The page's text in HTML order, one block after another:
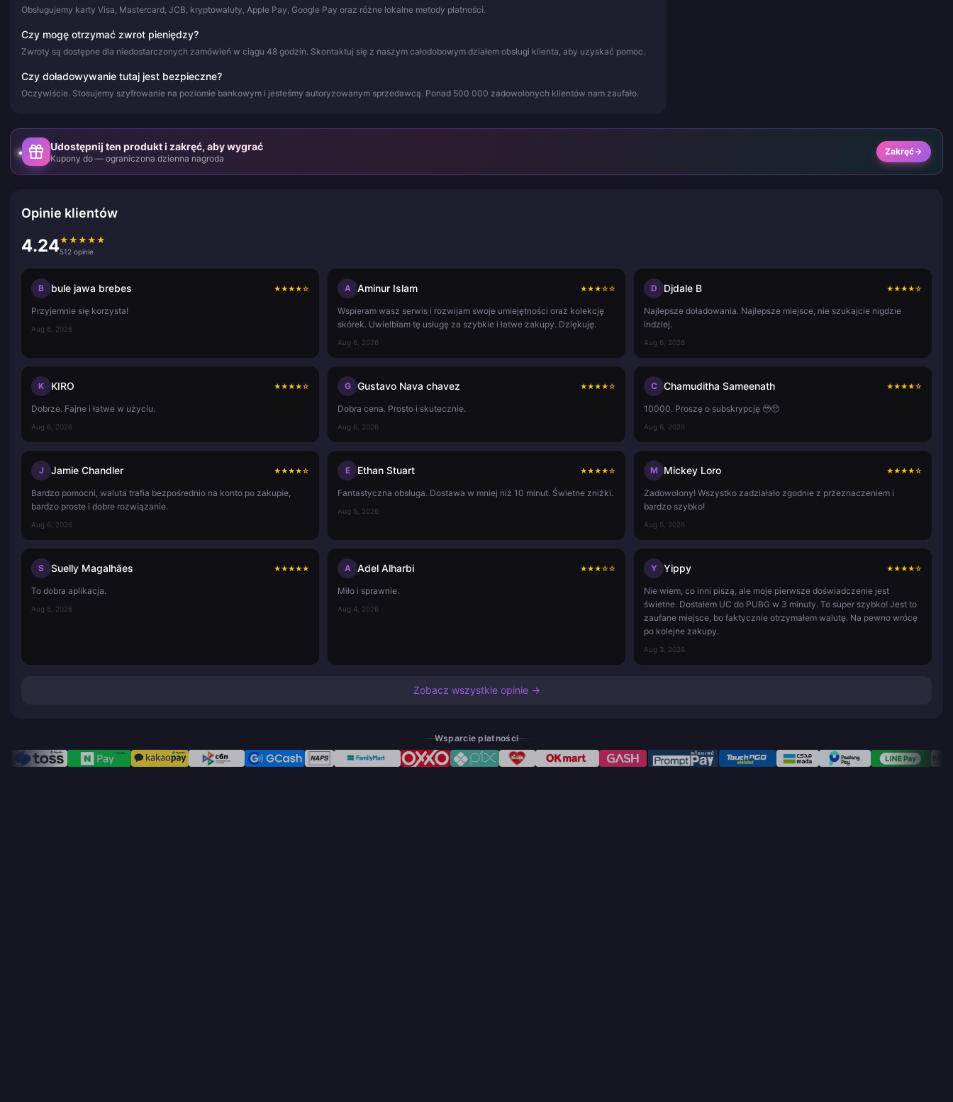
Obsługujemy karty Visa, Mastercard, JCB, kryptowaluty, Apple Pay, Google Pay oraz różne lokalne metody płatności.
Czy mogę otrzymać zwrot pieniędzy?
Zwroty są dostępne dla niedostarczonych zamówień w ciągu 48 godzin. Skontaktuj się z naszym całodobowym działem obsługi klienta, aby uzyskać pomoc.
Czy doładowywanie tutaj jest bezpieczne?
Oczywiście. Stosujemy szyfrowanie na poziomie bankowym i jesteśmy autoryzowanym sprzedawcą. Ponad 500 000 zadowolonych klientów nam zaufało.
Udostępnij ten produkt i zakręć, aby wygrać
Kupony do — ograniczona dzienna nagroda
Zakręć
Opinie klientów
4.24★ ★ ★ ★ ★
512 opinie
B bule jawa brebes ★★★★☆
Przyjemnie się korzysta!
Aug 6, 2026
A Aminur Islam ★★★☆☆
Wspieram wasz serwis i rozwijam swoje umiejętności oraz kolekcję
skórek. Uwielbiam tę usługę za szybkie i łatwe zakupy. Dziękuję.
Aug 6, 2026
D Djdale B ★★★★☆
Najlepsze doładowania. Najlepsze miejsce, nie szukajcie nigdzie
indziej.
Aug 6, 2026
K KIRO ★★★★☆
Dobrze. Fajne i łatwe w użyciu.
Aug 6, 2026
G Gustavo Nava chavez ★★★★☆
Dobra cena. Prosto i skutecznie.
Aug 6, 2026
C Chamuditha Sameenath ★★★★☆
10000. Proszę o subskrypcję 🥹🥺
Aug 6, 2026
J Jamie Chandler ★★★★☆
Bardzo pomocni, waluta trafia bezpośrednio na konto po zakupie,
bardzo proste i dobre rozwiązanie.
Aug 6, 2026
E Ethan Stuart ★★★★☆
Fantastyczna obsługa. Dostawa w mniej niż 10 minut. Świetne zniżki.
Aug 5, 2026
M Mickey Loro ★★★★☆
Zadowolony! Wszystko zadziałało zgodnie z przeznaczeniem i
bardzo szybko!
Aug 5, 2026
S Suelly Magalhães ★★★★★
To dobra aplikacja.
Aug 5, 2026
A Adel Alharbi ★★★☆☆
Miło i sprawnie.
Aug 4, 2026
Y Yippy ★★★★☆
Nie wiem, co inni piszą, ale moje pierwsze doświadczenie jest
świetne. Dostałem UC do PUBG w 3 minuty. To super szybko! Jest to
zaufane miejsce, bo faktycznie otrzymałem walutę. Na pewno wrócę
po kolejne zakupy.
Aug 3, 2026
Zobacz wszystkie opinie →
Wsparcie płatności